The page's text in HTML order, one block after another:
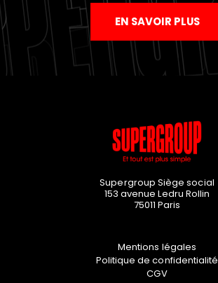
EN SAVOIR PLUS
Supergroup Siège social
153 avenue Ledru Rollin
75011 Paris
Mentions légales
Politique de confidentialité
CGV